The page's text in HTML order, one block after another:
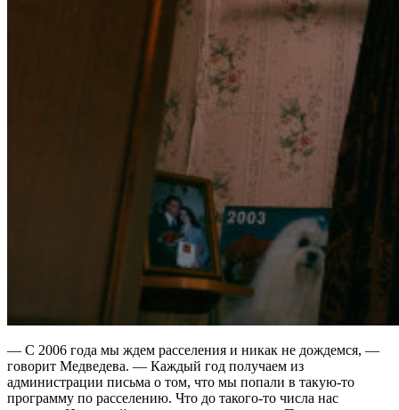
— С 2006 года мы ждем расселения и никак не дождемся, —
говорит Медведева. — Каждый год получаем из
администрации письма о том, что мы попали в такую-то
программу по расселению. Что до такого-то числа нас